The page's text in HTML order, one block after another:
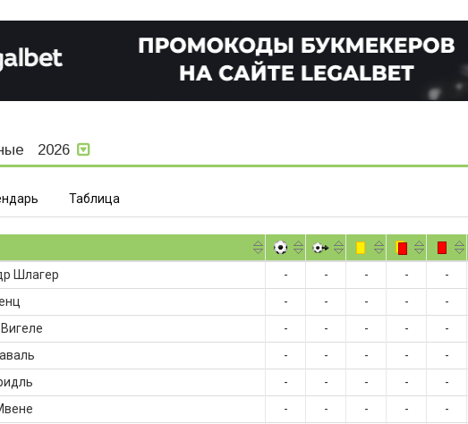
2026
Таблица
Шлагер - - - - -
- - - - -
- - - - -
- - - - -
- - - - -
- - - - -